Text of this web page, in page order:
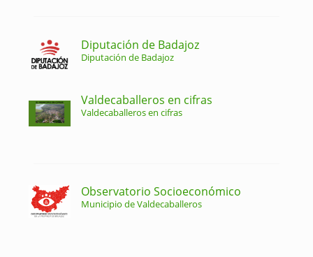
Diputación de Badajoz
Diputación de Badajoz
Valdecaballeros en cifras
Valdecaballeros en cifras
Observatorio Socioeconómico
Municipio de Valdecaballeros